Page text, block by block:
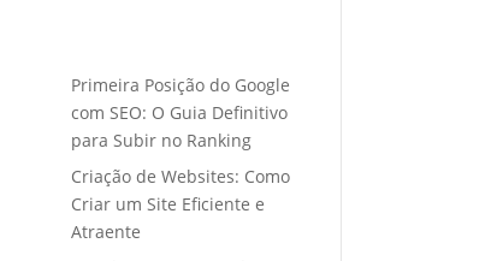
Primeira Posição do Google
com SEO: O Guia Definitivo
para Subir no Ranking
Criação de Websites: Como
Criar um Site Eficiente e
Atraente